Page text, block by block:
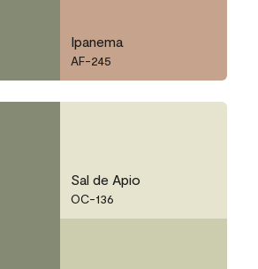
Ipanema
AF-245
Sal de Apio
OC-136